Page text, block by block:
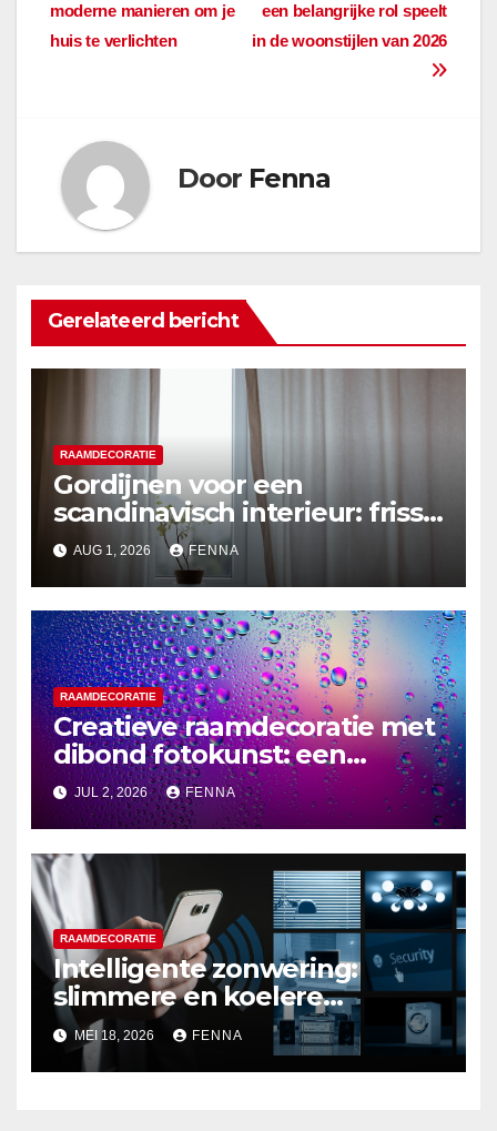
navigatie
een belangrijke rol speelt
in de woonstijlen van 2026
moderne manieren om je
huis te verlichten
Door Fenna
Gerelateerd bericht
RAAMDECORATIE
Gordijnen voor een
scandinavisch interieur: frisse
en lichte ontwerpen
AUG 1, 2026 FENNA
RAAMDECORATIE
Creatieve raamdecoratie met
dibond fotokunst: een
blikvanger in de eetkamer
JUL 2, 2026 FENNA
RAAMDECORATIE
Intelligente zonwering:
slimmere en koelere
woningen
MEI 18, 2026 FENNA